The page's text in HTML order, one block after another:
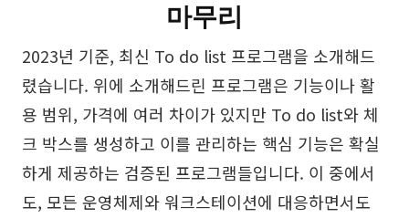
마무리
2023년 기준, 최신 To do list 프로그램을 소개해드
렸습니다. 위에 소개해드린 프로그램은 기능이나 활
용 범위, 가격에 여러 차이가 있지만 To do list와 체
크 박스를 생성하고 이를 관리하는 핵심 기능은 확실
하게 제공하는 검증된 프로그램들입니다. 이 중에서
도, 모든 운영체제와 워크스테이션에 대응하면서도